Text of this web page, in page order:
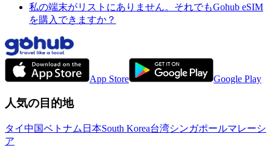
私の端末がリストにありません。それでもGohub eSIM
を購入できますか？
App Store Google Play
人気の目的地
タイ中国ベトナム 日本South Korea台湾シンガポールマレーシ
ア